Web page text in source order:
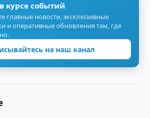
курсе событий
главные новости, эксклюзивные
и оперативные обновления там, где
на наш канал